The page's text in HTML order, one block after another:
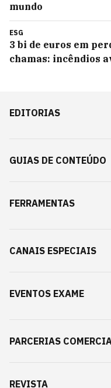
mundo
ESG
3 bi de euros em
chamas: incêndios
EDITORIAS
GUIAS DE CONTEÚDO
FERRAMENTAS
CANAIS ESPECIAIS
EVENTOS EXAME
PARCERIAS
REVISTA